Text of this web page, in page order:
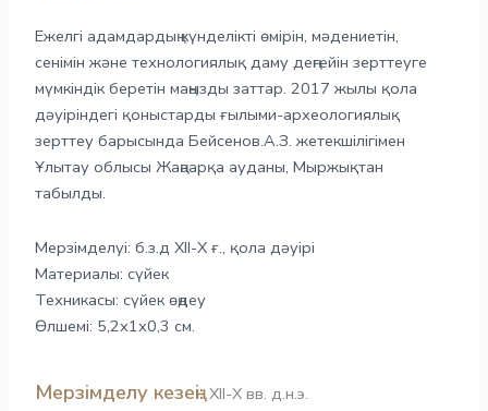
Ежелгі адамдардың күнделікті өмірін, мәдениетін,
сенімін және технологиялық даму деңгейін зерттеуге
мүмкіндік беретін маңызды заттар. 2017 жылы қола
дәуіріндегі қоныстарды ғылыми-археологиялық
зерттеу барысында Бейсенов.А.З. жетекшілігімен
Ұлытау облысы Жаңаарқа ауданы, Мыржықтан
табылды.
Мерзімделуі: б.з.д ХІІ-Х ғ., қола дәуірі
Материалы: сүйек
Техникасы: сүйек өңдеу
Өлшемі: 5,2х1х0,3 см.
Мерзімделу кезеңі: ХІІ-Х вв. д.н.э.